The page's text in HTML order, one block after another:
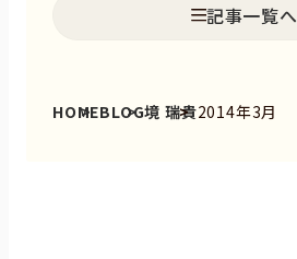
記事一覧へ
HOMEBLOG境 瑞貴2014年3月